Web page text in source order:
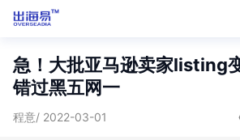
急！大批亚马逊卖家listing
错过黑五网一
程意/ 2022-03-01